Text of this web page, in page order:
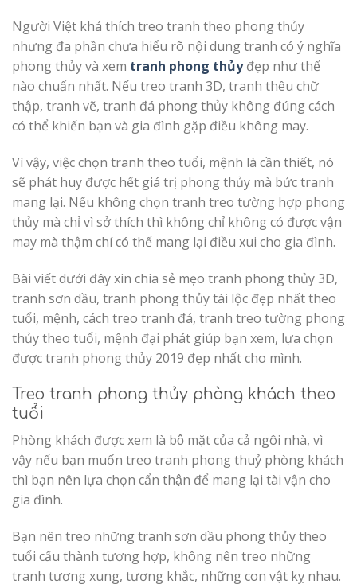
Người Việt khá thích treo tranh theo phong thủy
nhưng đa phần chưa hiểu rõ nội dung tranh có ý nghĩa
phong thủy và xem tranh phong thủyđẹp như thế
nào chuẩn nhất. Nếu treo tranh 3D, tranh thêu chữ
thập, tranh vẽ, tranh đá phong thủy không đúng cách
có thể khiến bạn và gia đình gặp điều không may.
Vì vậy, việc chọn tranh theo tuổi, mệnh là cần thiết, nó
sẽ phát huy được hết giá trị phong thủy mà bức tranh
mang lại. Nếu không chọn tranh treo tường hợp phong
thủy mà chỉ vì sở thích thì không chỉ không có được vận
may mà thậm chí có thể mang lại điều xui cho gia đình.
Bài viết dưới đây xin chia sẻ mẹo tranh phong thủy 3D,
tranh sơn dầu, tranh phong thủy tài lộc đẹp nhất theo
tuổi, mệnh, cách treo tranh đá, tranh treo tường phong
thủy theo tuổi, mệnh đại phát giúp bạn xem, lựa chọn
được tranh phong thủy 2019 đẹp nhất cho mình.
Treo tranh phong thủy phòng khách theo
tuổi
Phòng khách được xem là bộ mặt của cả ngôi nhà, vì
vậy nếu bạn muốn treo tranh phong thuỷ phòng khách
thì bạn nên lựa chọn cẩn thận để mang lại tài vận cho
gia đình.
Bạn nên treo những tranh sơn dầu phong thủy theo
tuổi cấu thành tương hợp, không nên treo những
tranh tương xung, tương khắc, những con vật kỵ nhau.